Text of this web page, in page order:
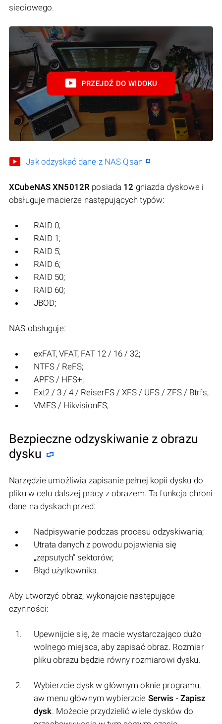
sieciowego.
PRZEJDŹ DO WIDOKU
Jak odzyskać dane z NAS Qsan
XCubeNAS XN5012R posiada 12 gniazda dyskowe i
obsługuje macierze następujących typów:
RAID 0;
RAID 1;
RAID 5;
RAID 6;
RAID 50;
RAID 60;
JBOD;
NAS obsługuje:
exFAT, VFAT, FAT 12 / 16 / 32;
NTFS / ReFS;
APFS / HFS+;
Ext2 / 3 / 4 / ReiserFS / XFS / UFS / ZFS / Btrfs;
VMFS / HikvisionFS;
Bezpieczne odzyskiwanie z obrazu
dysku
Narzędzie umożliwia zapisanie pełnej kopii dysku do
pliku w celu dalszej pracy z obrazem. Ta funkcja chroni
dane na dyskach przed:
Nadpisywanie podczas procesu odzyskiwania;
Utrata danych z powodu pojawienia się
„zepsutych” sektorów;
Błąd użytkownika.
Aby utworzyć obraz, wykonajcie następujące
czynności:
Upewnijcie się, że macie wystarczająco dużo
wolnego miejsca, aby zapisać obraz. Rozmiar
pliku obrazu będzie równy rozmiarowi dysku.
Wybierzcie dysk w głównym oknie programu,
aw menu głównym wybierzcie Serwis - Zapisz
dysk. Możecie przydzielić wiele dysków do